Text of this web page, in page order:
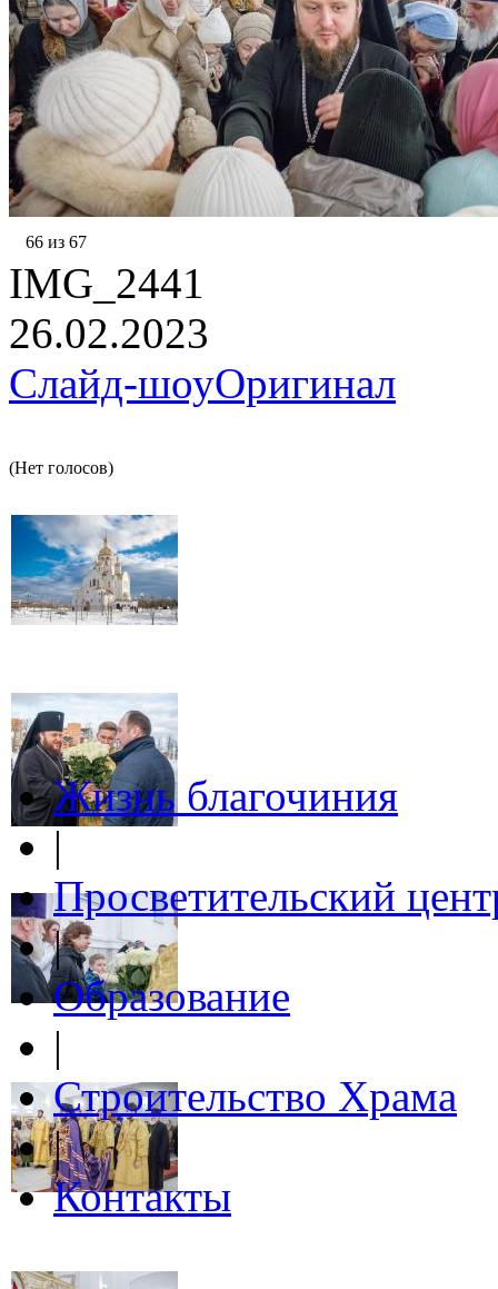
66 из 67
IMG_2441
26.02.2023
Слайд-шоуОригинал
(Нет голосов)
Жизнь благочиния
|
Просветительский
|
Образование
|
Строительство Храма
|
Контакты